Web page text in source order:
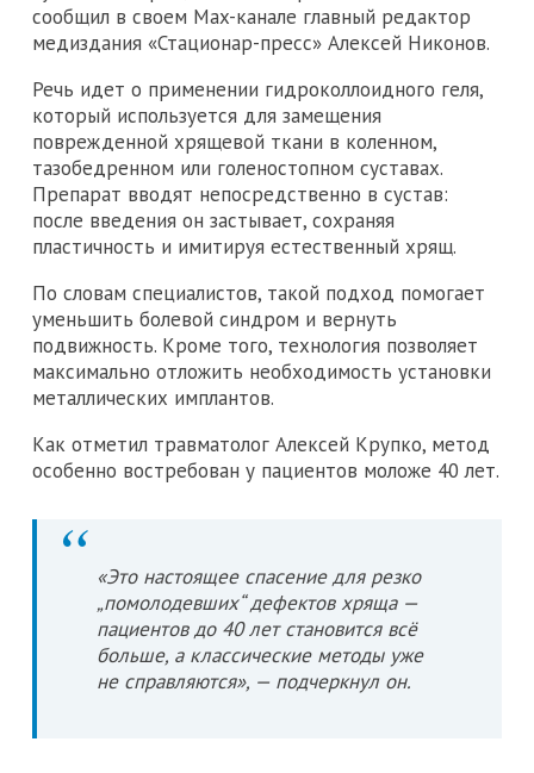
сообщил в своем Max-канале главный редактор
медиздания «Стационар-пресс» Алексей Никонов.
Речь идет о применении гидроколлоидного геля,
который используется для замещения
поврежденной хрящевой ткани в коленном,
тазобедренном или голеностопном суставах.
Препарат вводят непосредственно в сустав:
после введения он застывает, сохраняя
пластичность и имитируя естественный хрящ.
По словам специалистов, такой подход помогает
уменьшить болевой синдром и вернуть
подвижность. Кроме того, технология позволяет
максимально отложить необходимость установки
металлических имплантов.
Как отметил травматолог Алексей Крупко, метод
особенно востребован у пациентов моложе 40 лет.
«Это настоящее спасение для резко
„помолодевших“ дефектов хряща —
пациентов до 40 лет становится всё
больше, а классические методы уже
не справляются», — подчеркнул он.